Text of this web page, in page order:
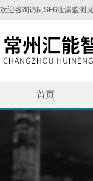
欢迎咨询访问SF6泄漏监测,
首页